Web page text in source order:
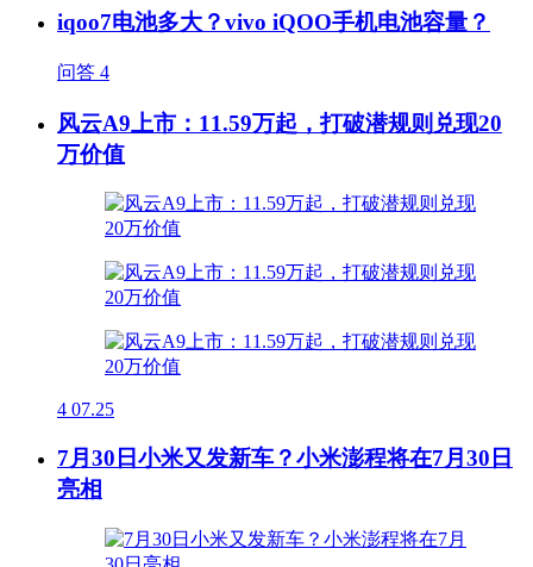
iqoo7电池多大？vivo iQOO手机电池容量？
问答 4
风云A9上市：11.59万起，打破潜规则兑现20
万价值
4 07.25
7月30日小米又发新车？小米澎程将在7月30日
亮相